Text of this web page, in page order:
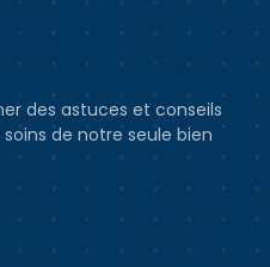
des astuces et conseils
de notre seule bien